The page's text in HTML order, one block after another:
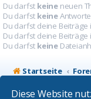
Diese Website
Du darfst keine neuen
Du darfst keine
Du darfst deine Beiträge
Du darfst deine Beiträge
Du darfst keine
Startseite